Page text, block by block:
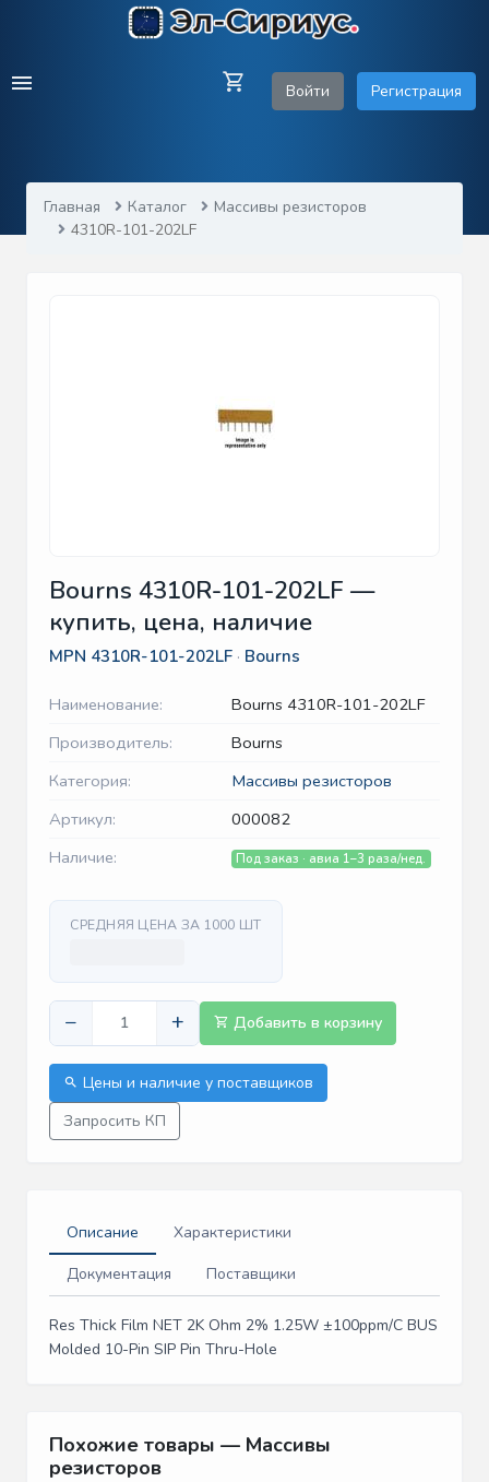
Войти Регистрация
Главная Каталог
Массивы резисторов
4310R-101-202LF
Bourns 4310R-101-202LF —
купить, цена, наличие
MPN 4310R-101-202LF · Bourns
Наименование:
Bourns 4310R-101-202LF
Производитель:
Bourns
Категория:
Массивы резисторов
Артикул:
000082
Наличие:
Под заказ · авиа 1–3 раза/нед.
СРЕДНЯЯ ЦЕНА ЗА 1000 ШТ
− + Добавить в корзину
Цены и наличие у поставщиков
Запросить КП
Описание
Характеристики
Документация
Поставщики
Res Thick Film NET 2K Ohm 2% 1.25W ±100ppm/C BUS
Molded 10-Pin SIP Pin Thru-Hole
Похожие товары — Массивы
резисторов